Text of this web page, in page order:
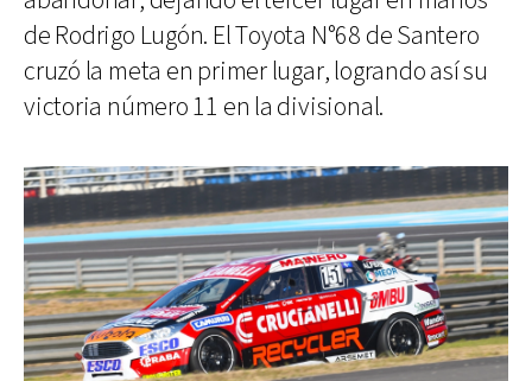
de Rodrigo Lugón. El Toyota N°68 de Santero
cruzó la meta en primer lugar, logrando así su
victoria número 11 en la divisional.